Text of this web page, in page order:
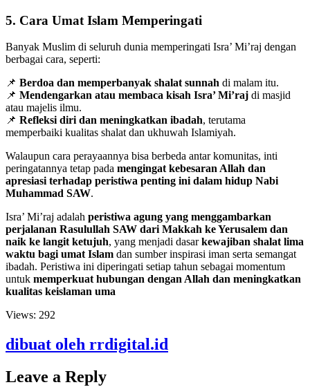
5. Cara Umat Islam Memperingati
Banyak Muslim di seluruh dunia memperingati Isra’ Mi’raj dengan
berbagai cara, seperti:
📌 Berdoa dan memperbanyak shalat sunnah di malam itu.
📌 Mendengarkan atau membaca kisah Isra’ Mi’raj di masjid
atau majelis ilmu.
📌 Refleksi diri dan meningkatkan ibadah, terutama
memperbaiki kualitas shalat dan ukhuwah Islamiyah.
Walaupun cara perayaannya bisa berbeda antar komunitas, inti
peringatannya tetap pada mengingat kebesaran Allah dan
apresiasi terhadap peristiwa penting ini dalam hidup Nabi
Muhammad SAW.
Isra’ Mi’raj adalah peristiwa agung yang menggambarkan
perjalanan Rasulullah SAW dari Makkah ke Yerusalem dan
naik ke langit ketujuh, yang menjadi dasarkewajiban shalat lima
waktu bagi umat Islam dan sumber inspirasi iman serta semangat
ibadah. Peristiwa ini diperingati setiap tahun sebagai momentum
untuk memperkuat hubungan dengan Allah dan meningkatkan
kualitas keislaman uma
Views: 292
dibuat oleh rrdigital.id
Leave a Reply